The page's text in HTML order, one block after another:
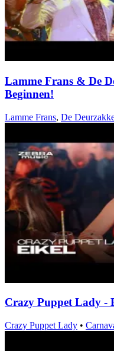
Lamme Frans & De
Beginnen!
Lamme Frans, De
Crazy Puppet Lady -
Crazy Puppet Lady •